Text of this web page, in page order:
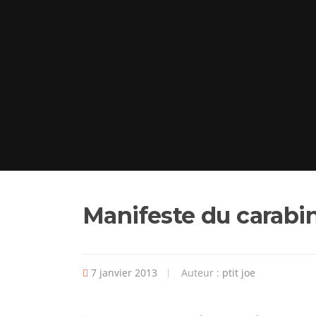
Manifeste du
7 janvier 2013 Auteur : ptit joe